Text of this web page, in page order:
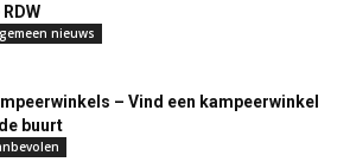
nieuws
– Vind een kampeerwinkel
buurt